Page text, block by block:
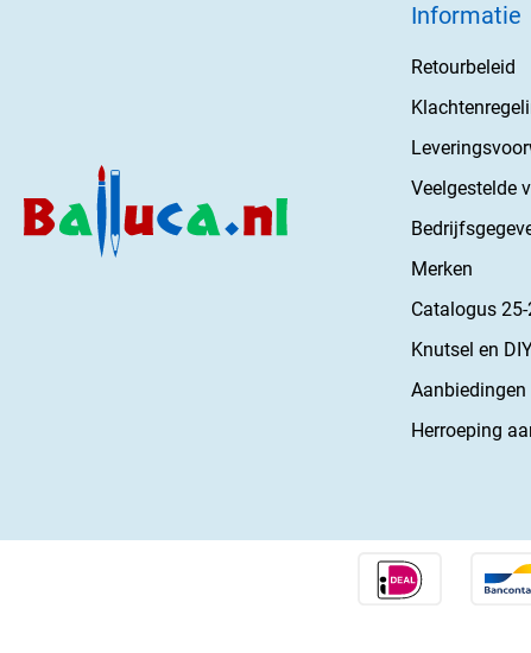
Informatie
Retourbeleid
Veelgestelde
Merken
Catalogus
Knutsel en
Aanbiedingen
Herroeping